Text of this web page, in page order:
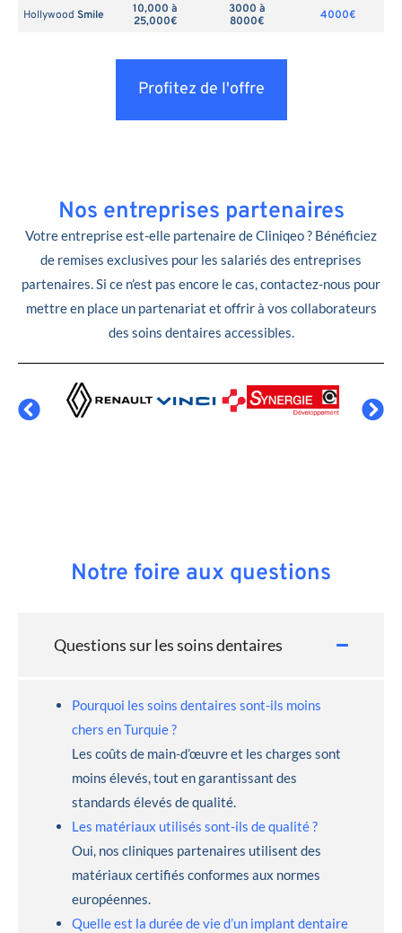
Hollywood Smile
10,000 à
25,000€
3000 à
8000€
4000€
Profitez de l'offre
Nos entreprises partenaires
Votre entreprise est-elle partenaire de Cliniqeo ? Bénéficiez
de remises exclusives pour les salariés des entreprises
partenaires. Si ce n’est pas encore le cas, contactez-nous pour
mettre en place un partenariat et offrir à vos collaborateurs
des soins dentaires accessibles.
Notre foire aux questions
Questions sur les soins dentaires
Pourquoi les soins dentaires sont-ils moins
chers en Turquie ?
Les coûts de main-d’œuvre et les charges sont
moins élevés, tout en garantissant des
standards élevés de qualité.
Les matériaux utilisés sont-ils de qualité ?
Oui, nos cliniques partenaires utilisent des
matériaux certifiés conformes aux normes
européennes.
Quelle est la durée de vie d’un implant dentaire